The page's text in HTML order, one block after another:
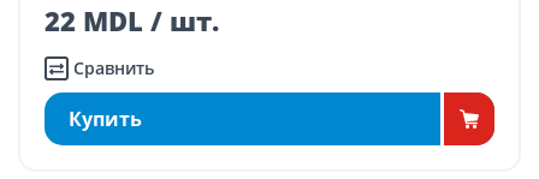
22 MDL / шт.
Сравнить
Купить